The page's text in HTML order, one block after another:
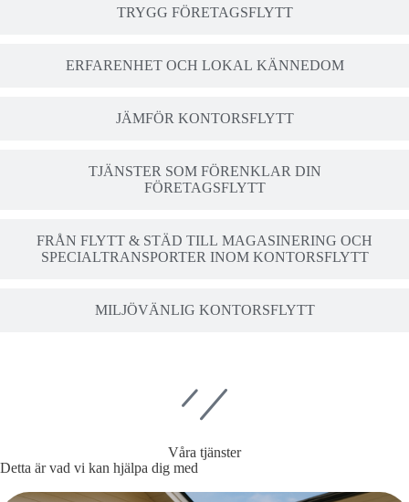
TRYGG FÖRETAGSFLYTT
ERFARENHET OCH LOKAL KÄNNEDOM
JÄMFÖR KONTORSFLYTT
TJÄNSTER SOM FÖRENKLAR DIN
FÖRETAGSFLYTT
FRÅN FLYTT & STÄD TILL MAGASINERING OCH
SPECIALTRANSPORTER INOM KONTORSFLYTT
MILJÖVÄNLIG KONTORSFLYTT
Våra tjänster
Detta är vad vi kan hjälpa dig med